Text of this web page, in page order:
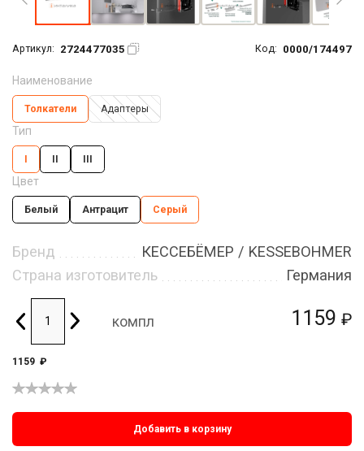
Артикул: 2724477035 Код: 0000/174497
1159 ₽
Наименование
Толкатели Адаптеры
Тип
I II III
Цвет
Белый Антрацит Серый
Бренд
КЕССЕБЁМЕР / KESSEBOHMER
Страна изготовитель
Германия
компл
1159 ₽
Добавить в корзину